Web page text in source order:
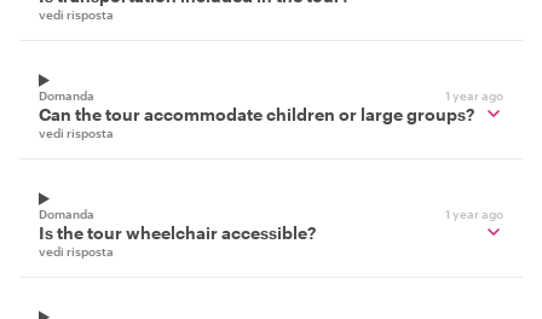
vedi risposta
Domanda 1 year ago
Can the tour accommodate children or large groups?
vedi risposta
Domanda 1 year ago
Is the tour wheelchair accessible?
vedi risposta